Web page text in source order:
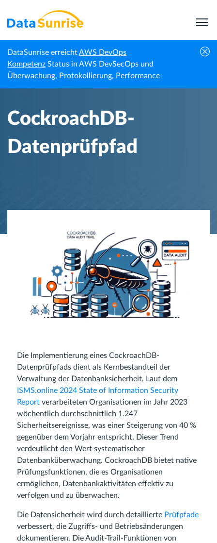
DataSunrise erreichtAWS DevOps
Kompetenz Status in AWS DevSecOps und
Überwachung, Protokollierung, Performance
Startseite Wissenszentrum CockroachDB-Datenprüfpfad
CockroachDB-
Datenprüfpfad
Die Implementierung eines CockroachDB-
Datenprüfpfads dient als Kernbestandteil der
Verwaltung der Datenbanksicherheit. Laut dem
ISMS.online 2024 State of Information Security
Report verarbeiteten Organisationen im Jahr 2023
wöchentlich durchschnittlich 1.247
Sicherheitsereignisse, was einer Steigerung von 40 %
gegenüber dem Vorjahr entspricht. Dieser Trend
verdeutlicht den Wert systematischer
Datenbanküberwachung. CockroachDB bietet native
Prüfungsfunktionen, die es Organisationen
ermöglichen, Datenbankaktivitäten effektiv zu
verfolgen und zu überwachen.
Die Datensicherheit wird durch detaillierte Prüfpfade
verbessert, die Zugriffs- und Betriebsänderungen
dokumentieren. Die Audit-Trail-Funktionen von